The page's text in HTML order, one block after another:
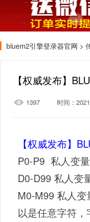
bluem2引擎登录器官网 >
【权威发布】
1397 时间：
【权威发布】
P0-P9 私人变
D0-D99 私人变
M0-M99 私人
以是任意字符